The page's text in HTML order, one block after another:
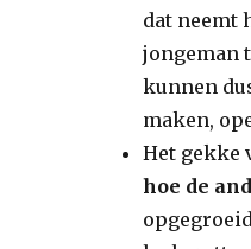
dat neemt
jongeman
kunnen
maken,
Het gekke
hoe de